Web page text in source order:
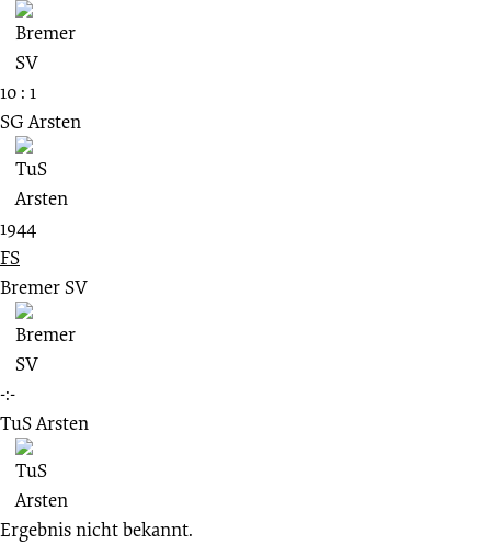
10 : 1
SG Arsten
1944
FS
Bremer SV
-:-
TuS Arsten
Ergebnis nicht bekannt.